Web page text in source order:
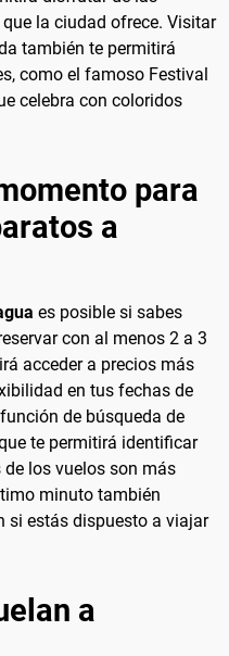
la ciudad ofrece. Visitar
también te permitirá
como el famoso Festival
celebra con coloridos
para
a
es posible si sabes
con al menos 2 a 3
acceder a precios más
en tus fechas de
de búsqueda de
te permitirá identificar
los vuelos son más
minuto también
si estás dispuesto a viajar
a